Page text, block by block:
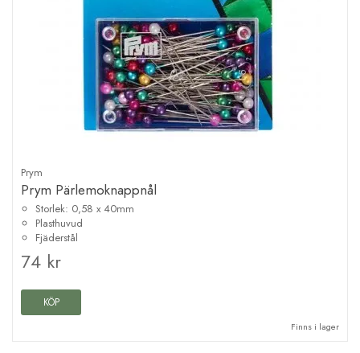
Prym
Prym Pärlemoknappnål
Storlek: 0,58 x 40mm
Plasthuvud
Fjäderstål
74 kr
KÖP
Finns i lager